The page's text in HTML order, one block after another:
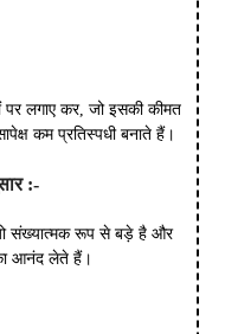
पर लगाए कर, जो इसकी कीमत
कम प्रतिस्पधी बनाते हैं।
:-
जो संख्यात्मक रूप से बड़े है और
का आनंद लेते हैं।